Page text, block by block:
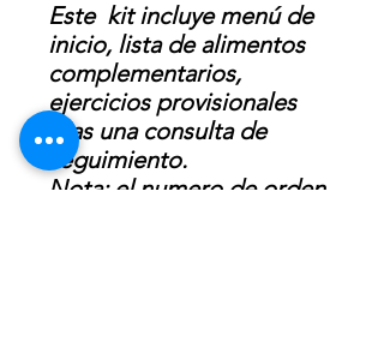
Este kit incluye menú de
inicio, lista de alimentos
complementarios,
ejercicios provisionales
Mas una consulta de
seguimiento.
Nota: el numero de orden